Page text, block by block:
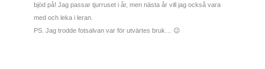
bjöd på! Jag passar tjurruset i år, men nästa år vill jag också vara
med och leka i leran.
PS. Jag trodde fotsalvan var för utvärtes bruk… 😉